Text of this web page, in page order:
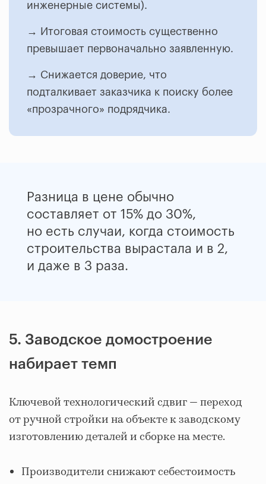
инженерные системы).
→ Итоговая стоимость существенно
превышает первоначально заявленную.
→ Снижается доверие, что
подталкивает заказчика к поиску более
«прозрачного» подрядчика.
Разница в цене обычно
составляет от 15% до 30%,
но есть случаи, когда стоимость
строительства вырастала и в 2,
и даже в 3 раза.
5. Заводское домостроение
набирает темп
Ключевой технологический сдвиг — переход
от ручной стройки на объекте к заводскому
изготовлению деталей и сборке на месте.
Производители снижают себестоимость